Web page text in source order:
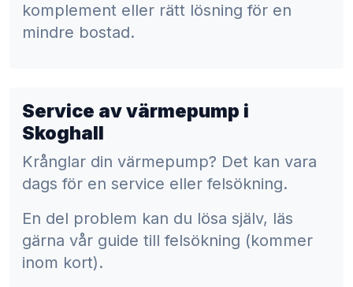
komplement eller rätt lösning för en
mindre bostad.
Service av värmepump i
Skoghall
Krånglar din värmepump? Det kan vara
dags för en service eller felsökning.
En del problem kan du lösa själv, läs
gärna vår guide till felsökning (kommer
inom kort).